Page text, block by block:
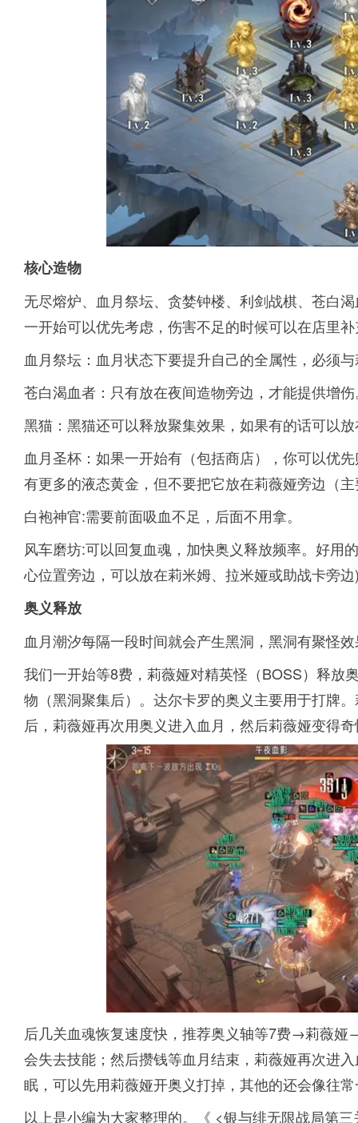
核心造物
无尽熔炉、血月祭坛、贪婪钟楼、利剑战棋、苍白
一开始可以优先考虑，伤害不足的时候可以在店里
血月祭坛：血月状态下要提升自己的全属性，必须
苍白渴血者：只有放在夜间造物旁边，才能提供增
黑猫：黑猫还可以释放聚集效果，如果有的话可以
血月圣杯：如果一开始有（包括商店），你可以优
有更多的液态黄金，但不要把它放在莉薇娅旁边（
白袍神官:需要前面吸血不足，后面不用拿。
风车磨坊:可以回复血魂，加快奥义释放频率。好用
心位置旁边，可以放在莉米姆、拉米娅或助战卡旁
奥义释放
血月潮汐每隔一段时间就会产生黑洞，黑洞有聚怪
我们一开始等8费，莉薇娅对精英怪（BOSS）释放
物（黑洞聚集后）。达尔卡罗的奥义主要用于打牌
后，莉薇娅再次用奥义进入血月，然后莉薇娅变得
后几关血魂恢复速度快，推荐奥义轴等7费→莉薇
会失去技能；然后攒钱等血月结束，莉薇娅再次进
眠，可以先用莉薇娅开奥义打掉，其他的还会像往
以上是小编为大家整理的。《 <银与绯无限战局第